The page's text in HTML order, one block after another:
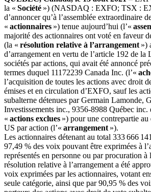
Partenaires
Fournisseurs
la « Société ») (NASDAQ : EXFO; TSX :
d’annoncer qu’à l’assemblée extraordinaire
« actionnaires ») tenue aujourd’hui (l’«
majorité des actionnaires ont voté en faveur
(la « résolution relative à l’arrangement»)
d’arrangement en vertu de l’article 192 de la
sociétés par actions, qui avait été annoncé
termes duquel 11172239 Canada Inc. (l’«
l’acquisition de toutes les actions avec droit
émises et en circulation d’EXFO, sauf les
subalterne détenues par Germain Lamonde,
Investissements inc., 9356-8988 Québec
« actions exclues ») pour une contrepartie
US par action (l’« arrangement»).
Les actionnaires détenant au total 333 666
97,49 % des voix pouvant être exprimées à
représentés en personne ou par procuration à
résolution relative à l’arrangement a été
voix exprimées par les actionnaires, votant
seule catégorie, ainsi que par 90,95 % des